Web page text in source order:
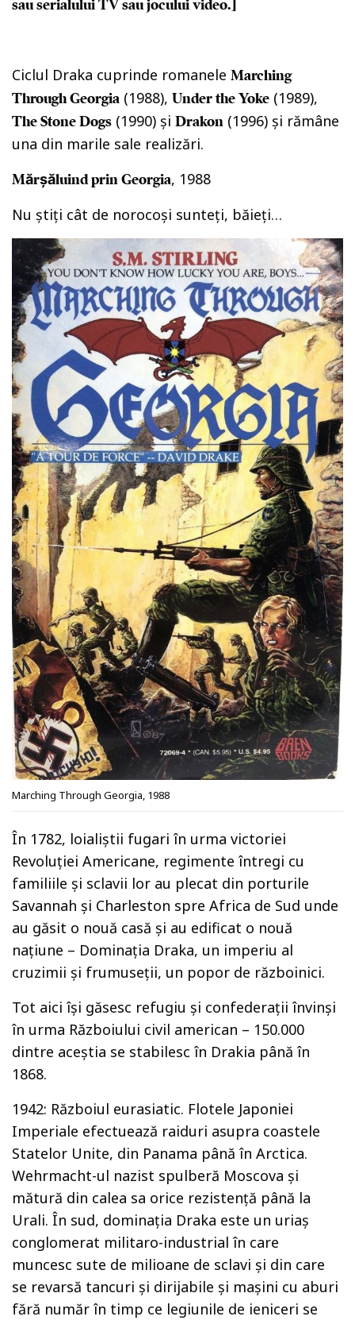
sau serialului TV sau jocului video.]
Ciclul Draka cuprinde romaneleMarching
Through Georgia (1988),Under the Yoke (1989),
The Stone Dogs (1990) șiDrakon (1996) și rămâne
una din marile sale realizări.
Mărșăluind prin Georgia, 1988
Nu știți cât de norocoși sunteți, băieți…
Marching Through Georgia, 1988
În 1782, loialiștii fugari în urma victoriei
Revoluției Americane, regimente întregi cu
familiile și sclavii lor au plecat din porturile
Savannah și Charleston spre Africa de Sud unde
au găsit o nouă casă și au edificat o nouă
națiune – Dominația Draka, un imperiu al
cruzimii și frumuseții, un popor de războinici.
Tot aici își găsesc refugiu și confederații învinși
în urma Războiului civil american – 150.000
dintre aceștia se stabilesc în Drakia până în
1868.
1942: Războiul eurasiatic. Flotele Japoniei
Imperiale efectuează raiduri asupra coastele
Statelor Unite, din Panama până în Arctica.
Wehrmacht-ul nazist spulberă Moscova și
mătură din calea sa orice rezistență până la
Urali. În sud, dominația Draka este un uriaș
conglomerat militaro-industrial în care
muncesc sute de milioane de sclavi și din care
se revarsă tancuri și dirijabile și mașini cu aburi
fără număr în timp ce legiunile de ieniceri se